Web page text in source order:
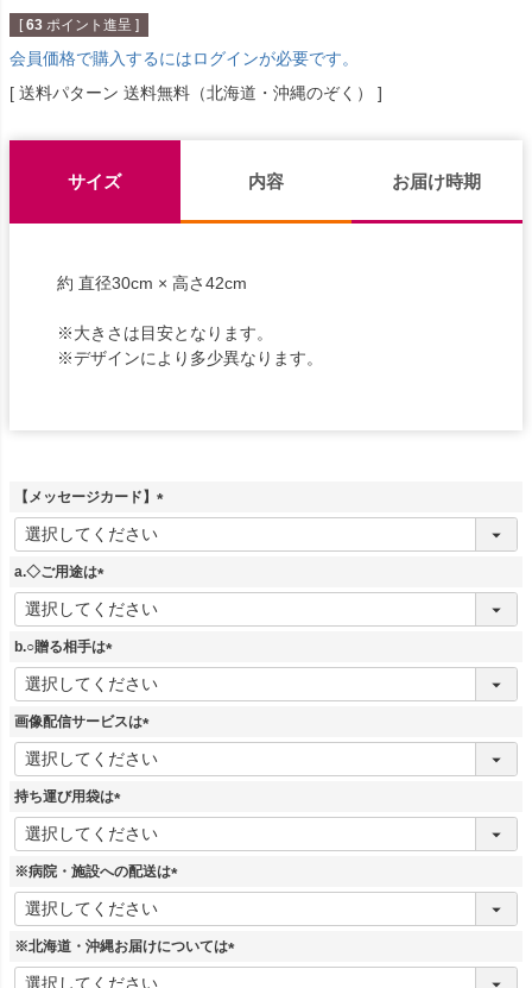
[ 63 ポイント進呈 ]
会員価格で購入するにはログインが必要です。
送料パターン 送料無料（北海道・沖縄のぞく）
サイズ 内容 お届け時期
約 直径30cm × 高さ42cm
※大きさは目安となります。
※デザインにより多少異なります。
【メッセージカード】
(
a.◇ご用途は
(
必
須
b.○贈る相手は
(
必
須
画像配信サービスは
(
必
持ち運び用袋は
(
必
須
※病院・施設への配送は
(
須
※北海道・沖縄お届けについては
(